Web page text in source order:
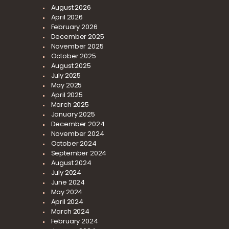
August2026
April 2026
February2026
December2025
November2025
October2025
August2025
July2025
May2025
April 2025
March 2025
January2025
December2024
November2024
October2024
September2024
August2024
July2024
June 2024
May2024
April 2024
March 2024
February2024